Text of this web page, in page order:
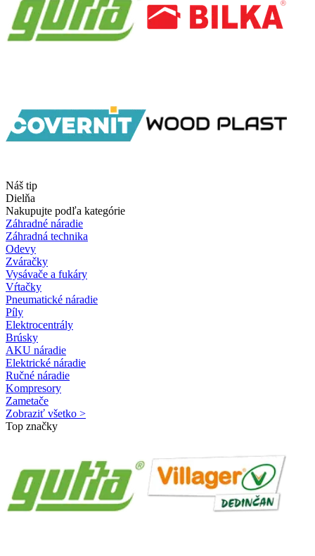
Náš tip
Dielňa
Nakupujte podľa kategórie
Záhradné náradie
Záhradná technika
Odevy
Zváračky
Vysávače a fukáry
Vŕtačky
Pneumatické náradie
Píly
Elektrocentrály
Brúsky
AKU náradie
Elektrické náradie
Ručné náradie
Kompresory
Zametače
Zobraziť všetko >
Top značky